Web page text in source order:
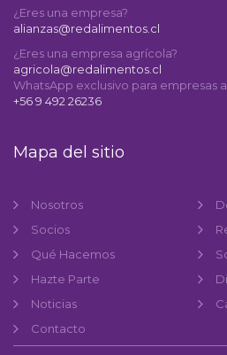
¿Eres una empresa?
alianzas@redalimentos.cl
¿Eres una empresa agrícola?
agricola@redalimentos.cl
WhatsApp exclusivo para empresas
+56 9 492 26236
Mapa del sitio
Nosotros
Socios
Qué Hacemos
Hazte Parte
Noticias
Contacto